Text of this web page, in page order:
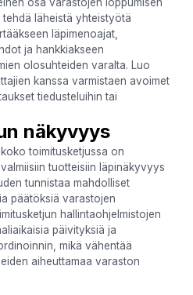
tehdä läheistä yhteistyötä
läpimenoajat,
ja hankkiakseen
olosuhteiden varalta. Luo
kanssa varmistaen avoimet
tiedusteluihin tai
näkyvyys
toimitusketjussa on
tuotteisiin läpinäkyvyys
tunnistaa mahdolliset
päätöksiä varastojen
hallintaohjelmistojen
​​päivityksiä ja
mikä vähentää
aiheuttamaa varaston